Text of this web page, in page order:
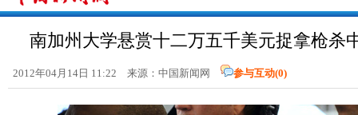
南加州大学悬赏十二万五千美元捉拿枪杀
2012年04月14日 11:22 来源：中国新闻网 参与互动(0)